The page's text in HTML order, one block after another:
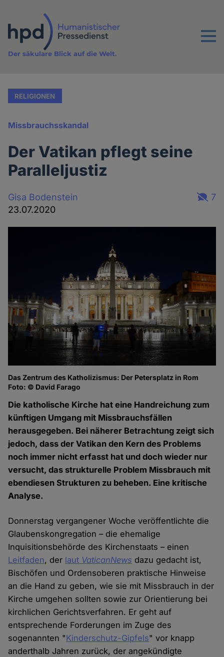
Inhalt
Menu
Der säkulare Blick auf die Welt.
RELIGIONEN
Missbrauchsskandal
Der Vatikan pflegt seine
Paralleljustiz
Gisa Bodenstein
23.07.2020
7
Das Zentrum des Katholizismus: Der Petersplatz in Rom
Foto: © David Farago
Die katholische Kirche hat eine Handreichung zum
künftigen Umgang mit Missbrauchsfällen
herausgegeben. Bei näherer Betrachtung zeigt sich
jedoch, dass der Vatikan den Kern des Problems
noch immer nicht erfasst hat und doch wieder nur
versucht, das strukturelle Problem Missbrauch mit
ebendiesen Strukturen zu beheben. Eine kritische
Analyse.
Donnerstag vergangener Woche veröffentlichte die
Glaubenskongregation – die ehemalige
Inquisitionsbehörde des Kirchenstaats – einen
Leitfaden, der laut VaticanNews dazu gedacht ist,
Bischöfen und Ordensoberen praktische Hinweise
an die Hand zu geben, wie sie mit Missbrauch in der
Kirche umgehen sollten sowie zur Orientierung bei
kirchlichen Gerichtsverfahren. Er geht auf
entsprechende Forderungen im Zuge des
sogenannten "Kinderschutz-Gipfels" vor knapp
anderthalb Jahren zurück, der angekündigte